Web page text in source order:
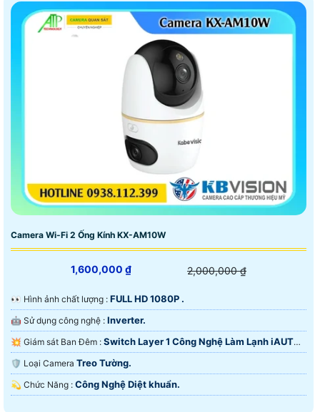
Camera Wi-Fi 2 Ống Kính KX-AM10W
1,600,000 ₫ 2,000,000 ₫
️👀 Hình ảnh chất lượng : FULL HD 1080P .
🤖️ Sử dụng công nghệ : Inverter.
💥 Giám sát Ban Đêm : Switch Layer 1 Công Nghệ Làm Lạnh iAUTO-
X. 🛡 Loại Camera Treo Tường.
️💫 Chức Năng : Công Nghệ Diệt khuẩn.